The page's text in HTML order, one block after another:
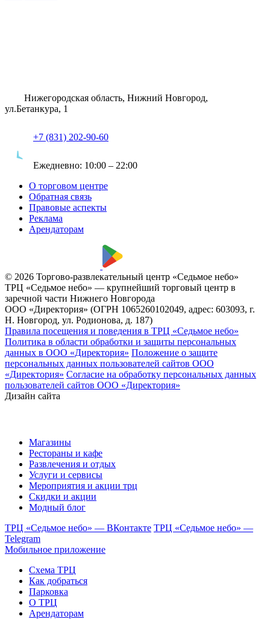
Нижегородская область, Нижний Новгород,
ул.Бетанкура, 1
+7 (831) 202-90-60
Ежедневно: 10:00 – 22:00
О торговом центре
Обратная связь
Правовые аспекты
Реклама
Арендаторам
© 2026 Торгово-развлекательный центр «Седьмое небо»
ТРЦ «Седьмое небо» — крупнейший торговый центр в
заречной части Нижнего Новгорода
ООО «Директория» (ОГРН 1065260102049, адрес: 603093, г.
Н. Новгород, ул. Родионова, д. 187)
Правила посещения и поведения в ТРЦ «Седьмое небо»
Политика в области обработки и защиты персональных
данных в ООО «Директория» Положение о защите
персональных данных пользователей сайтов ООО
«Директория» Согласие на обработку персональных данных
пользователей сайтов ООО «Директория»
Дизайн сайта
Магазины
Рестораны и кафе
Развлечения и отдых
Услуги и сервисы
Мероприятия и акции трц
Скидки и акции
Модный блог
ТРЦ «Седьмое небо» — ВКонтакте ТРЦ «Седьмое небо» —
Telegram
Мобильное приложение
Схема ТРЦ
Как добраться
Парковка
О ТРЦ
Арендаторам